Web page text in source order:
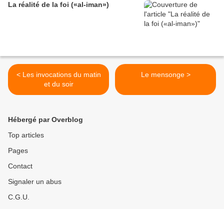
La réalité de la foi («al-iman»)
< Les invocations du matin
et du soir
Le mensonge >
Hébergé par Overblog
Top articles
Pages
Contact
Signaler un abus
C.G.U.